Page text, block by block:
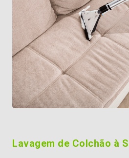
Lavagem de Colchão à